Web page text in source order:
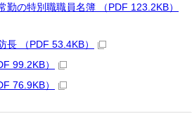
勤の特別職職員名簿 （PDF 123.2KB）
長 （PDF 53.4KB）
99.2KB）
76.9KB）